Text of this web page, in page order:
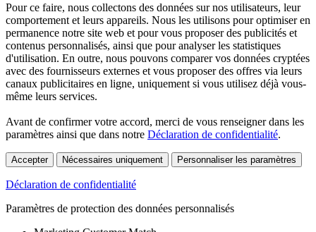
Pour ce faire, nous collectons des données sur nos utilisateurs, leur
comportement et leurs appareils. Nous les utilisons pour optimiser en
permanence notre site web et pour vous proposer des publicités et
contenus personnalisés, ainsi que pour analyser les statistiques
d'utilisation. En outre, nous pouvons comparer vos données cryptées
avec des fournisseurs externes et vous proposer des offres via leurs
canaux publicitaires en ligne, uniquement si vous utilisez déjà vous-
même leurs services.
Avant de confirmer votre accord, merci de vous renseigner dans les
paramètres ainsi que dans notre Déclaration de confidentialité.
Accepter Nécessaires uniquement Personnaliser les paramètres
Déclaration de confidentialité
Paramètres de protection des données personnalisés